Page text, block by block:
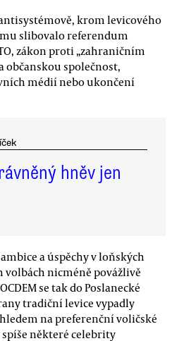
krom levicového
slibovalo referendum
zákon proti „zahraničním
občanskou společnost,
médií nebo ukončení
hněv jen
a úspěchy v loňských
volbách nicméně povážlivě
se tak do Poslanecké
tradiční levice vypadly
na preferenční voličské
některé celebrity